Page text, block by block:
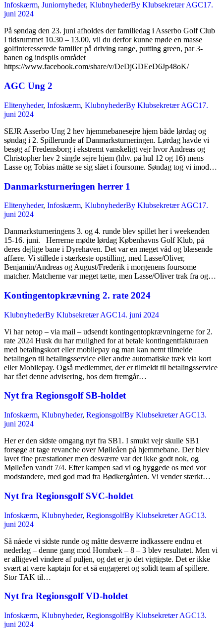
Infoskærm, Juniornyheder, KlubnyhederBy Klubsekretær AGC17.
juni 2024
På søndag den 23. juni afholdes der familiedag i Asserbo Golf Club
I tidsrummet 10.30 – 13.00, vil du derfor kunne møde en masse
golfinteresserede familier på driving range, putting green, par 3-
banen og indspils området
https://www.facebook.com/share/v/DeDjGDEeD6Jp48oK/
AGC Ung 2
Elitenyheder, Infoskærm, KlubnyhederBy Klubsekretær AGC17.
juni 2024
SEJR Asserbo Ung 2 hev hjemmebanesejre hjem både lørdag og
søndag i 2. Spillerunde af Danmarksturneringen. Lørdag havde vi
besøg af Fredensborg i ekstremt vanskeligt vejr hvor Andreas og
Christopher hev 2 single sejre hjem (hhv. på hul 12 og 16) mens
Lasse og Tobias måtte se sig slået i foursome. Søndag tog vi imod…
Danmarksturneringen herrer 1
Elitenyheder, Infoskærm, KlubnyhederBy Klubsekretær AGC17.
juni 2024
Danmarksturneringens 3. og 4. runde blev spillet her i weekenden
15-16. juni. Herrerne mødte lørdag Københavns Golf Klub, på
deres dejlige bane i Dyrehaven. Det var en meget våd og blæsende
affære. Vi stillede i stærkeste opstilling, med Lasse/Oliver,
Benjamin/Andreas og August/Frederik i morgenens foursome
matcher. Matcherne var meget tætte, men Lasse/Oliver trak fra og…
Kontingentopkrævning 2. rate 2024
KlubnyhederBy Klubsekretær AGC14. juni 2024
Vi har netop – via mail – udsendt kontingentopkrævningerne for 2.
rate 2024 Husk du har mulighed for at betale kontingentfakturaen
med betalingskort eller mobilepay og man kan nemt tilmelde
betalingen til betalingsservice eller andre automatiske træk via kort
eller Mobilepay. Også medlemmer, der er tilmeldt til betalingsservice
har fået denne advisering, hos dem fremgår…
Nyt fra Regionsgolf SB-holdet
Infoskærm, Klubnyheder, RegionsgolfBy Klubsekretær AGC13.
juni 2024
Her er den sidste omgang nyt fra SB1. I smukt vejr skulle SB1
forsøge at tage revanche over Mølleåen på hjemmebane. Der blev
lavet fine præstationer men desværre var det ikke godt nok, og
Mølleåen vandt 7/4. Efter kampen sad vi og hyggede os med vor
modstandere, med god mad fra Bødkergården. Vi vender stærkt…
Nyt fra Regionsgolf SVC-holdet
Infoskærm, Klubnyheder, RegionsgolfBy Klubsekretær AGC13.
juni 2024
Så nåede vi sidste runde og måtte desværre indkassere endnu et
nederlag – denne gang mod Hornbæk – 8 – 3 blev resultatet. Men vi
er alligevel vindere af puljen, og det er jo det vigtigste. Det er ikke
svært at være kaptajn for et så engageret og solidt team af spillere.
Stor TAK til…
Nyt fra Regionsgolf VD-holdet
Infoskærm, Klubnyheder, RegionsgolfBy Klubsekretær AGC13.
juni 2024